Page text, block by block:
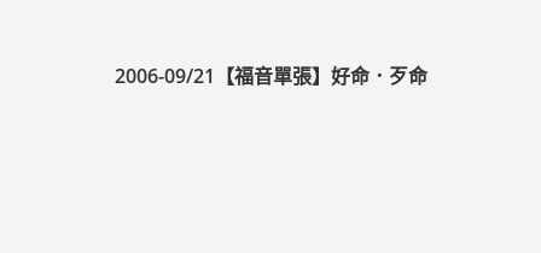
2006-09/21【福音單張】好命．歹命